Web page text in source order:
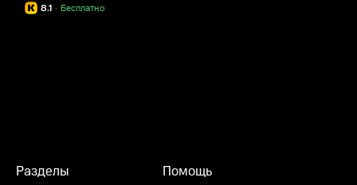
8.1 Бесплатно
·
Разделы Помощь